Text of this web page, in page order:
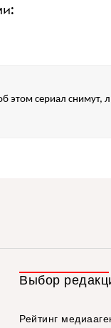
этом сериал снимут,
Выбор
Рейтинг